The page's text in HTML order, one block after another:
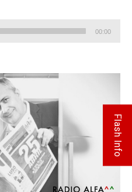
00:00
Flash Info